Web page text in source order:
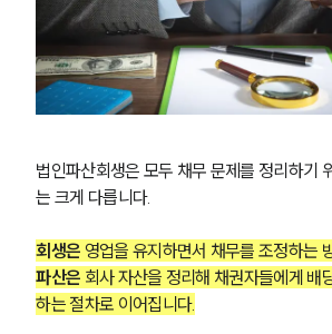
법인파산회생은 모두 채무 문제를 정리하기
는 크게 다릅니다.
회생은 영업을 유지하면서 채무를 조정하는
파산은 회사 자산을 정리해 채권자들에게 배
하는 절차로 이어집니다.